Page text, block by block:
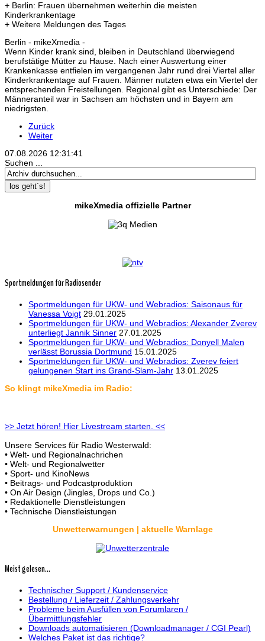
+ Berlin: Frauen übernehmen weiterhin die meisten
Kinderkrankentage
+ Weitere Meldungen des Tages
Berlin - mikeXmedia -
Wenn Kinder krank sind, bleiben in Deutschland überwiegend
berufstätige Mütter zu Hause. Nach einer Auswertung einer
Krankenkasse entfielen im vergangenen Jahr rund drei Viertel aller
Kinderkrankentage auf Frauen. Männer nutzten etwa ein Viertel der
entsprechenden Freistellungen. Regional gibt es Unterschiede: Der
Männeranteil war in Sachsen am höchsten und in Bayern am
niedrigsten.
Zurück
Weiter
07.08.2026 12:31:41
Suchen ...
los geht´s!
mikeXmedia offizielle Partner
Sportmeldungen für Radiosender
Sportmeldungen für UKW- und Webradios: Saisonaus für
Vanessa Voigt 29.01.2025
Sportmeldungen für UKW- und Webradios: Alexander Zverev
unterliegt Jannik Sinner 27.01.2025
Sportmeldungen für UKW- und Webradios: Donyell Malen
verlässt Borussia Dortmund 15.01.2025
Sportmeldungen für UKW- und Webradios: Zverev feiert
gelungenen Start ins Grand-Slam-Jahr 13.01.2025
So klingt mikeXmedia im Radio:
>> Jetzt hören! Hier Livestream starten. <<
Unsere Services für Radio Westerwald:
• Welt- und Regionalnachrichen
• Welt- und Regionalwetter
• Sport- und KinoNews
• Beitrags- und Podcastproduktion
• On Air Design (Jingles, Drops und Co.)
• Redaktionelle Dienstleistungen
• Technische Dienstleistungen
Unwetterwarnungen | aktuelle Warnlage
Meist gelesen...
Technischer Support / Kundenservice
Bestellung / Lieferzeit / Zahlungsverkehr
Probleme beim Ausfüllen von Forumlaren /
Übermittlungsfehler
Downloads automatisieren (Downloadmanager / CGI Pearl)
Welches Paket ist das richtige?